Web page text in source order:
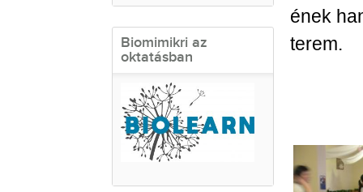
Biomimikri az
oktatásban
ének
terem.